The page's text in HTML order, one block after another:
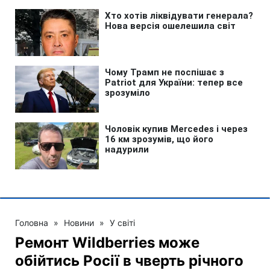
Головна » Новини » У світі
Ремонт Wildberries може
обійтись Росії в чверть річного